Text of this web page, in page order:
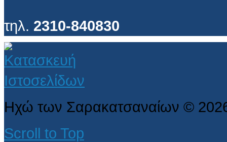
τηλ. 2310-840830
Ηχώ των Σαρακατσαναίων ©
Scroll to Top